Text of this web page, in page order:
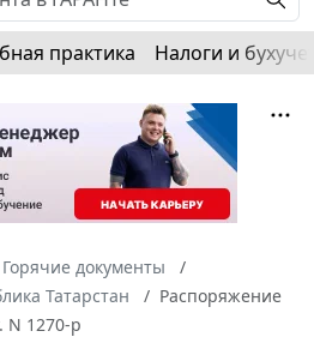
практика Налоги и
Горячие документы
Татарстан
Распоряжение
N 1270-р